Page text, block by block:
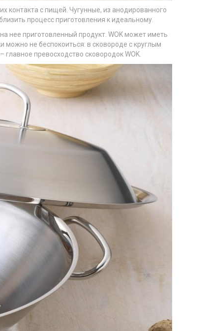
контакта с пищей. Чугунные, из анодированного
процесс приготовления к идеальному.
нее приготовленный продукт. WOK может иметь
не беспокоиться: в сковороде с круглым
превосходство сковородок WOK.